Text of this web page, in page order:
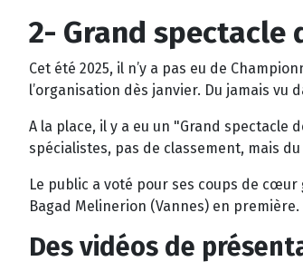
2- Grand spectacle
Cet été 2025, il n’y a pas eu de
l’organisation dès janvier. Du jamais vu
A la place, il y a eu un "Grand
spécialistes, pas de classement, mais
Le public a voté pour ses coups de
Bagad Melinerion (Vannes) en
Des vidéos de